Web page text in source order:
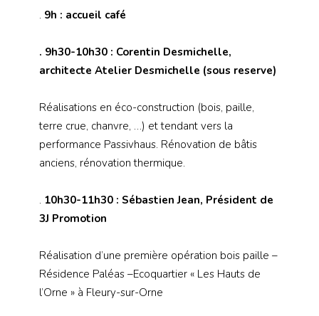
. 9h : accueil café
. 9h30-10h30 : Corentin Desmichelle,
architecte Atelier Desmichelle (sous reserve)
Réalisations en éco-construction (bois, paille,
terre crue, chanvre, …) et tendant vers la
performance Passivhaus. Rénovation de bâtis
anciens, rénovation thermique.
. 10h30-11h30 : Sébastien Jean, Président de
3J Promotion
Réalisation d’une première opération bois paille –
Résidence Paléas –Ecoquartier « Les Hauts de
l’Orne » à Fleury-sur-Orne